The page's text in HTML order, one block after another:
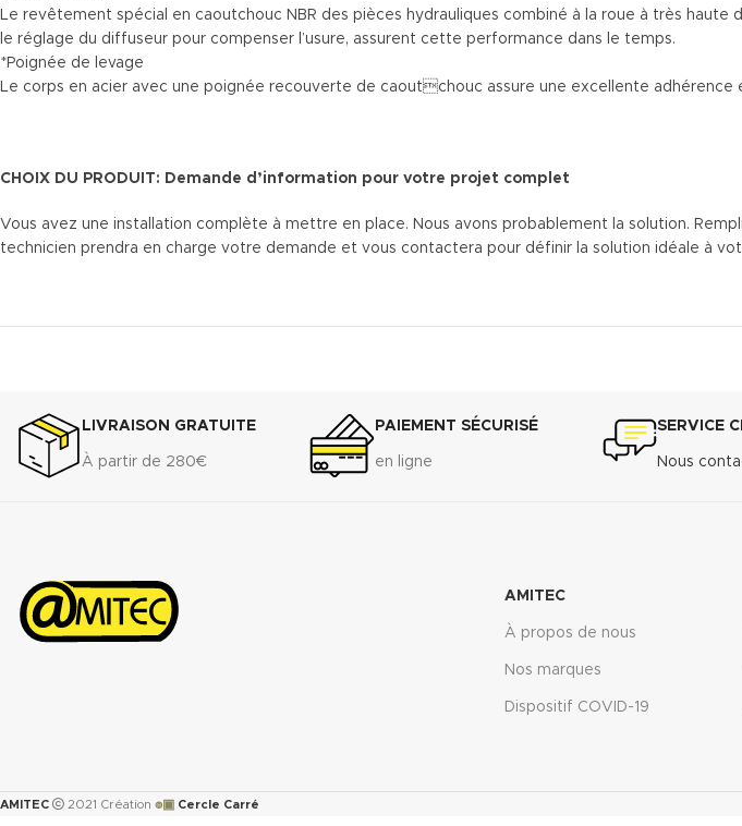
Le revêtement spécial en caoutchouc NBR des pièces hydrauliques combiné à la roue à très
le réglage du diffuseur pour compenser l’usure, assurent cette performance dans le temps.
*Poignée de levage
Le corps en acier avec une poignée recouverte de caoutchouc assure une excellente adhérence
CHOIX DU PRODUIT: Demande d’information pour votre projet complet
Vous avez une installation complète à mettre en place. Nous avons probablement la solution.
technicien prendra en charge votre demande et vous contactera pour définir la solution idéale à
LIVRAISON GRATUITE
À partir de 280€
PAIEMENT SÉCURISÉ
en ligne
SERVICE
Nous
AMITEC
À propos de nous
Nos marques
Dispositif COVID-19
AMITEC 2021 Création ๏▣ Cercle Carré